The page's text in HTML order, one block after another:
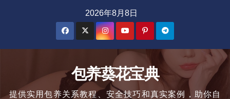
2026年8月8日
包养葵花宝典
提供实用包养关系教程、安全技巧和真实案例，助你自